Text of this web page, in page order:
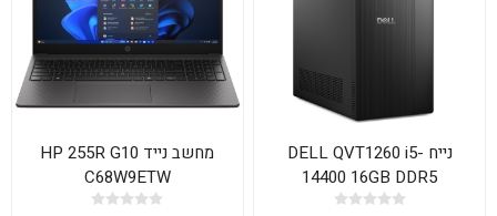
נייח DELL QVT1260 i5-
14400 16GB DDR5
512NVME WIN11H 3YOS
מחשב נייד HP 255R G10
C68W9ETW